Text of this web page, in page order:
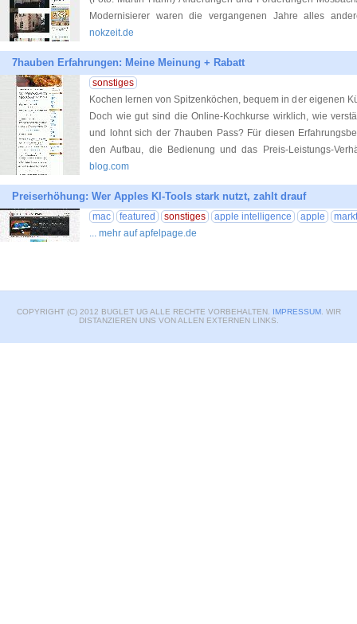
Modernisierer waren die vergangenen Jahre alles
nokzeit.de
7hauben Erfahrungen: Meine Meinung + Rabatt
sonstiges
Kochen lernen von Spitzenköchen, bequem in der eigenen
Doch wie gut sind die Online-Kochkurse wirklich, wie
und lohnt sich der 7hauben Pass? Für diesen
den Aufbau, die Bedienung und das Preis-Leistungs-
blog.com
Preiserhöhung: Wer Apples KI-Tools stark nutzt, zahlt drauf
mac featured sonstiges apple intelligence apple
markt
... mehr auf apfelpage.de
COPYRIGHT (C) 2012 BUGLET UG ALLE RECHTE VORBEHALTEN. IMPRESSUM. WIR
DISTANZIEREN UNS VON ALLEN EXTERNEN LINKS.